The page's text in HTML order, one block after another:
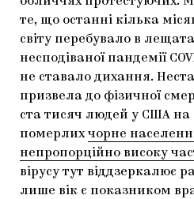
те, що останні кілька
світу перебувало в
несподіваної пандемії
не ставало дихання.
призвела до фізичної
ста тисяч людей у США на
померлихчорне
непропорційно високу
вірусу тут віддзеркалює
лише вік є показником